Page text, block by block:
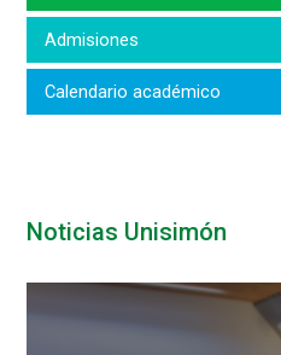
Admisiones
Calendario académico
Noticias Unisimón